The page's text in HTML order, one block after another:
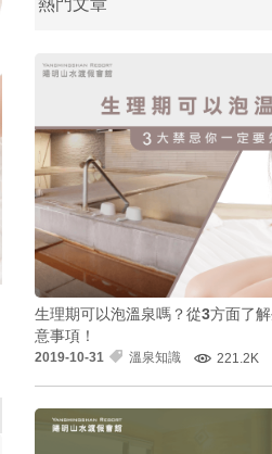
生理期可以泡溫泉嗎？從3方面了
意事項！
2019-10-31 溫泉知識 221.2K